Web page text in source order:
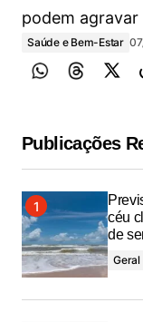
podem
Saúde e Bem-Estar
Publicações
céu
de
Geral